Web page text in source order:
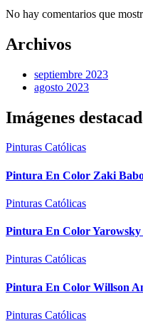
No hay comentarios que
Archivos
septiembre 2023
agosto 2023
Imágenes
Pinturas Católicas
Pintura En Color Zaki
Pinturas Católicas
Pintura En Color Yarowsky
Pinturas Católicas
Pintura En Color Willson
Pinturas Católicas